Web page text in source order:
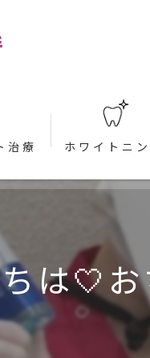
治療
由 (インプラント)
プラント)
ジとの違いに関して (イン
プラント)
ホワイトニ
は🤍